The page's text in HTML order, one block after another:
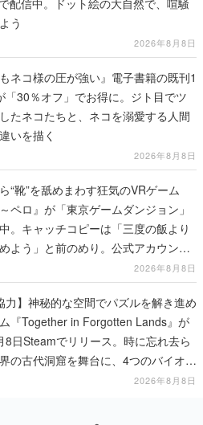
ネコ様の圧が強い』電子書籍の既刊1
「30％オフ」でお得に。ジト目でツ
たネコたちと、ネコを溺愛する人間
違いを描く
2026年8月8日
“靴”を舐めまわす狂気のVRゲーム
～ペロ』が「東京ゲームダンジョン」
。キャッチコピーは「三度の飯より
よう」と前のめり。公式アカウント
され、2026年リリースに向けて開発中
2026年8月8日
力】神秘的な空間でパズルを解き進め
ム『Together in Forgotten Lands』が
8日Steamでリリース。時に忘れ去ら
界の古代洞窟を舞台に、4つのバイオー
しながら脱出を目指す
2026年8月8日
クアップ